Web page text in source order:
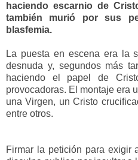
haciendo escarnio de
también murió por sus
blasfemia.
La puesta en escena era la
desnuda y, segundos más
haciendo el papel de
provocadoras. El montaje era
una Virgen, un Cristo
entre otros.
Firmar la petición para exigir